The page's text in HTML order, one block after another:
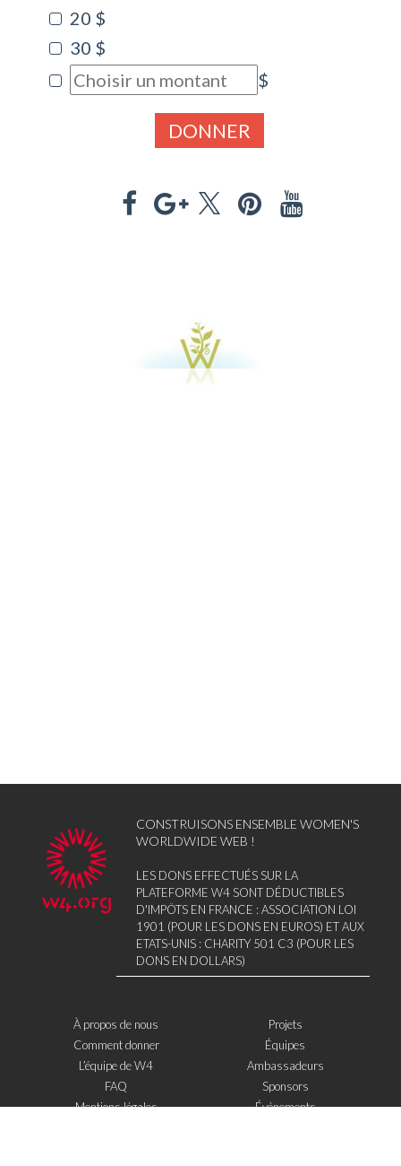
20 $
30 $
$
DONNER
CONSTRUISONS ENSEMBLE WOMEN'S
WORLDWIDE WEB !
LES DONS EFFECTUÉS SUR LA
PLATEFORME W4 SONT DÉDUCTIBLES
D'IMPÔTS EN FRANCE : ASSOCIATION LOI
1901 (POUR LES DONS EN EUROS) ET AUX
ETATS-UNIS : CHARITY 501 C3 (POUR LES
DONS EN DOLLARS)
À propos de nous
Comment donner
L’équipe de W4
FAQ
Mentions légales
Projets
Équipes
Ambassadeurs
Sponsors
Événements